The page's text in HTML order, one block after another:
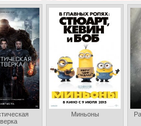
Миньоны